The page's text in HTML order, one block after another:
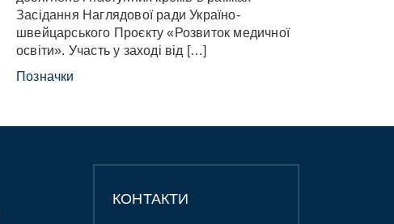
Засідання Наглядової ради Україно-
швейцарського Проєкту «Розвиток медичної
освіти». Участь у заході від […]
Позначки
КОНТАКТИ